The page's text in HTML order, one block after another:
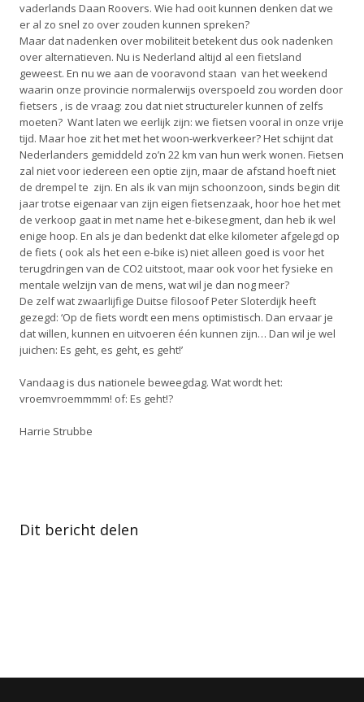
vaderlands Daan Roovers. Wie had ooit kunnen denken dat we
er al zo snel zo over zouden kunnen spreken?
Maar dat nadenken over mobiliteit betekent dus ook nadenken
over alternatieven. Nu is Nederland altijd al een fietsland
geweest. En nu we aan de vooravond staan van het weekend
waarin onze provincie normalerwijs overspoeld zou worden door
fietsers , is de vraag: zou dat niet structureler kunnen of zelfs
moeten? Want laten we eerlijk zijn: we fietsen vooral in onze vrije
tijd. Maar hoe zit het met het woon-werkverkeer? Het schijnt dat
Nederlanders gemiddeld zo’n 22 km van hun werk wonen. Fietsen
zal niet voor iedereen een optie zijn, maar de afstand hoeft niet
de drempel te zijn. En als ik van mijn schoonzoon, sinds begin dit
jaar trotse eigenaar van zijn eigen fietsenzaak, hoor hoe het met
de verkoop gaat in met name het e-bikesegment, dan heb ik wel
enige hoop. En als je dan bedenkt dat elke kilometer afgelegd op
de fiets ( ook als het een e-bike is) niet alleen goed is voor het
terugdringen van de CO2 uitstoot, maar ook voor het fysieke en
mentale welzijn van de mens, wat wil je dan nog meer?
De zelf wat zwaarlijfige Duitse filosoof Peter Sloterdijk heeft
gezegd: ‘Op de fiets wordt een mens optimistisch. Dan ervaar je
dat willen, kunnen en uitvoeren één kunnen zijn… Dan wil je wel
juichen: Es geht, es geht, es geht!’
Vandaag is dus nationele beweegdag. Wat wordt het:
vroemvroemmmm! of: Es geht!?
Harrie Strubbe
Dit bericht delen